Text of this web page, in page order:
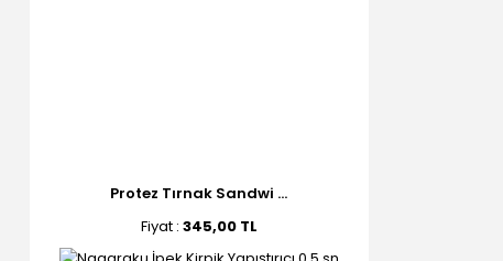
Protez Tırnak Sandwi ...
Fiyat : 345,00 TL